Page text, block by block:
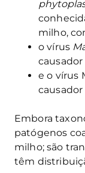
milho,
o vírus
causador
e o vírus
Embora
patógenos
milho; são
têm